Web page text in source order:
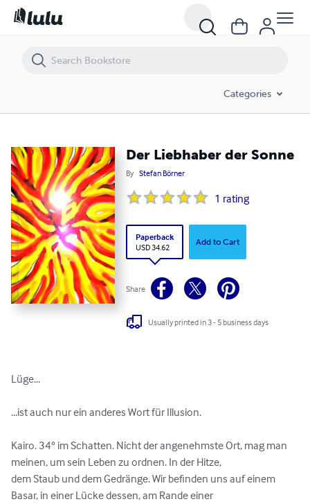
Categories
Der Liebhaber der Sonne
By Stefan Börner
1 rating
Paperback
USD 34.62
Add to Cart
Share
Usually printed in 3 - 5 business days
Lüge...
...ist auch nur ein anderes Wort für Illusion.
Kairo. 34° im Schatten. Nicht der angenehmste Ort, mag man
meinen, um sein Leben zu ordnen. In der Hitze,
dem Staub und dem Gedränge. Wir befinden uns auf einem
Basar, in einer Lücke dessen, am Rande einer
Der Liebhaber der Sonne